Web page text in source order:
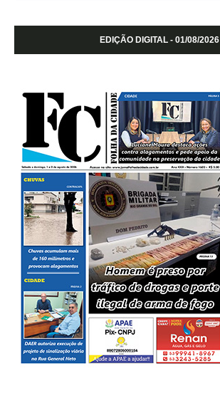
EDIÇÃO DIGITAL - 01/08/2026